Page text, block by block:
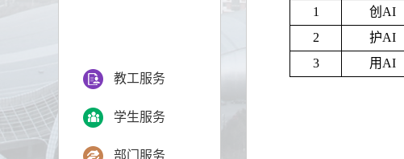
教工服务
学生服务
部门服务
1
创AI
2
护AI
3
用AI